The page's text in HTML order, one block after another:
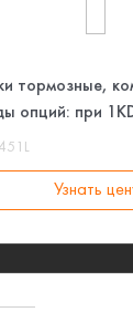
тормозные,
опций: при
опций: при KP)
Узнать